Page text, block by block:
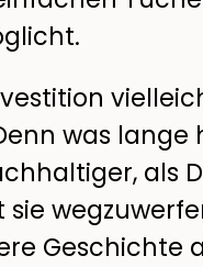
was
als
Geschichte